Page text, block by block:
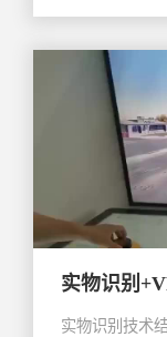
实物识别
实物识别技术